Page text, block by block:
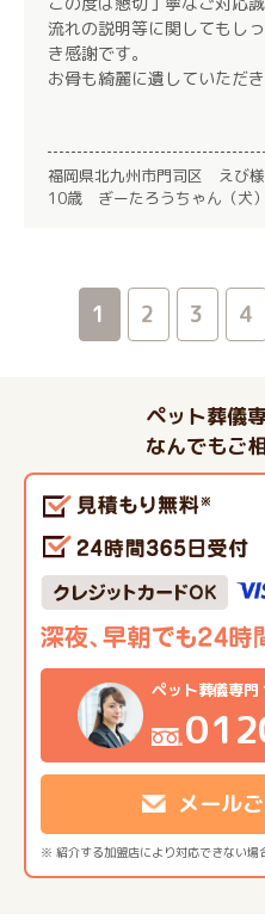
流れの説明等に関してもし
き感謝です。
お骨も綺麗に遺していただ
福岡県北九州市門司区 えび様
10歳 ぎーたろうちゃん（犬）
1 2 3 4
ペット葬儀
なんでもご
※ 紹介する加盟店により対応できない場
メール
ペット葬儀専門